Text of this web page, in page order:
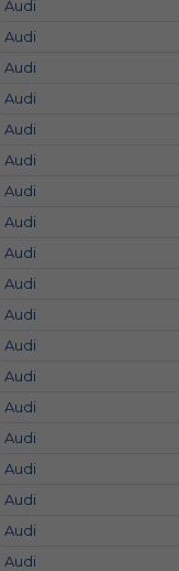
Audi
Audi
Audi
Audi
Audi
Audi
Audi
Audi
Audi
Audi
Audi
Audi
Audi
Audi
Audi
Audi
Audi
Audi
Audi